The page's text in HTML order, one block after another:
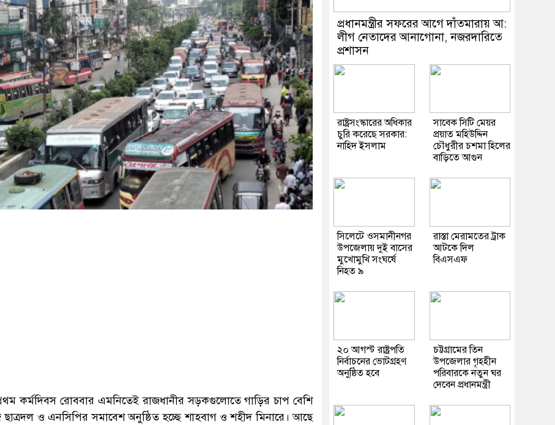
কর্মদিবস রোববার এমনিতেই রাজধানীর সড়কগুলোতে গাড়ির চাপ বেশি
ও এনসিপির সমাবেশ অনুষ্ঠিত হচ্ছে শাহবাগ ও শহীদ মিনারে। আছে
প্রধানমন্ত্রীর সফরের আগে দাঁতমারায় আ:
লীগ নেতাদের আনাগোনা, নজরদারিতে
প্রশাসন
রাষ্ট্রসংস্কারের অধিকার
চুরি করেছে সরকার:
নাহিদ ইসলাম
সাবেক সিটি মেয়র
প্রয়াত মহিউদ্দিন
চৌধুরীর চশমা হিলের
বাড়িতে আগুন
সিলেটে ওসমানীনগর
উপজেলায় দুই বাসের
মুখোমুখি সংঘর্ষে
নিহত ৯
রাস্তা মেরামতের ট্রাক
আটকে দিল
বিএসএফ
২০ আগস্ট রাষ্ট্রপতি
নির্বাচনের ভোটগ্রহণ
অনুষ্ঠিত হবে
চট্টগ্রামের তিন
উপজেলার গৃহহীন
পরিবারকে নতুন ঘর
দেবেন প্রধানমন্ত্রী